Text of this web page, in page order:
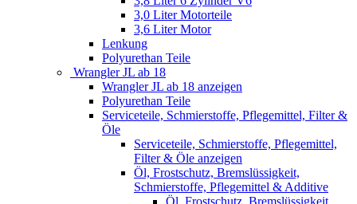
3,0 Liter Motorteile
3,6 Liter Motor
Lenkung
Polyurethan Teile
Wrangler JL ab 18
Wrangler JL ab 18 anzeigen
Polyurethan Teile
Serviceteile, Schmierstoffe, Pflegemittel, Filter &
Öle
Serviceteile, Schmierstoffe, Pflegemittel,
Filter & Öle anzeigen
Öl, Frostschutz, Bremslüssigkeit,
Schmierstoffe, Pflegemittel & Additive
Öl, Frostschutz, Bremslüssigkeit,